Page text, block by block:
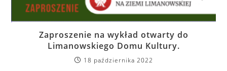
Zaproszenie na wykład otwarty do
Limanowskiego Domu Kultury.
18 października 2022